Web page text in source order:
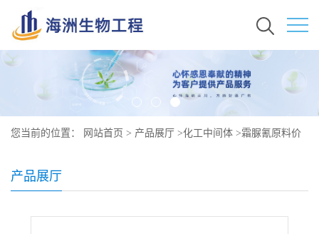
您当前的位置： 网站首页 > 产品展厅 >化工中间体 >霜脲氰原料价
产品展厅